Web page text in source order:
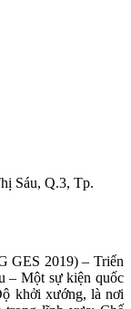
Sáu, Q.3, Tp.
GES 2019) – Triển
– Một sự kiện quốc
khởi xướng, là nơi